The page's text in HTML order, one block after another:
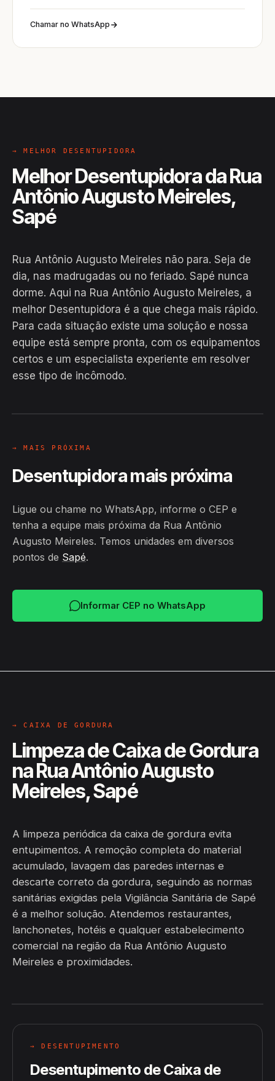
Chamar no WhatsApp
→ MELHOR DESENTUPIDORA
Melhor Desentupidora da Rua
Antônio Augusto Meireles,
Sapé
Rua Antônio Augusto Meireles não para. Seja de
dia, nas madrugadas ou no feriado. Sapé nunca
dorme. Aqui na Rua Antônio Augusto Meireles, a
melhor Desentupidora é a que chega mais rápido.
Para cada situação existe uma solução e nossa
equipe está sempre pronta, com os equipamentos
certos e um especialista experiente em resolver
esse tipo de incômodo.
EM CAMPO
Hiroshiro · Rua Antônio Augusto
→ MAIS PRÓXIMA
Desentupidora mais próxima
Ligue ou chame no WhatsApp, informe o CEP e
tenha a equipe mais próxima da Rua Antônio
Augusto Meireles. Temos unidades em diversos
pontos de Sapé.
Informar CEP no WhatsApp
→ CAIXA DE GORDURA
Limpeza de Caixa de Gordura
na Rua Antônio Augusto
Meireles, Sapé
A limpeza periódica da caixa de gordura evita
entupimentos. A remoção completa do material
acumulado, lavagem das paredes internas e
descarte correto da gordura, seguindo as normas
sanitárias exigidas pela Vigilância Sanitária de Sapé
é a melhor solução. Atendemos restaurantes,
lanchonetes, hotéis e qualquer estabelecimento
comercial na região da Rua Antônio Augusto
Meireles e proximidades.
→ DESENTUPIMENTO
Desentupimento de Caixa de